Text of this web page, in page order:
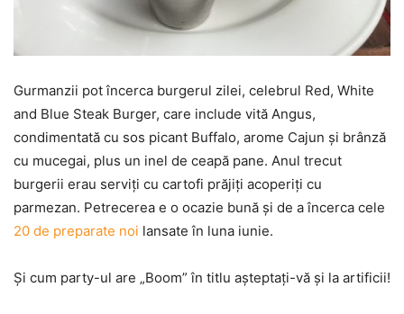
Gurmanzii pot încerca burgerul zilei, celebrul Red, White
and Blue Steak Burger, care include vită Angus,
condimentată cu sos picant Buffalo, arome Cajun şi brânză
cu mucegai, plus un inel de ceapă pane. Anul trecut
burgerii erau serviţi cu cartofi prăjiţi acoperiţi cu
parmezan. Petrecerea e o ocazie bună şi de a încerca cele
20 de preparate noi lansate în luna iunie.
Şi cum party-ul are „Boom” în titlu aşteptaţi-vă şi la artificii!